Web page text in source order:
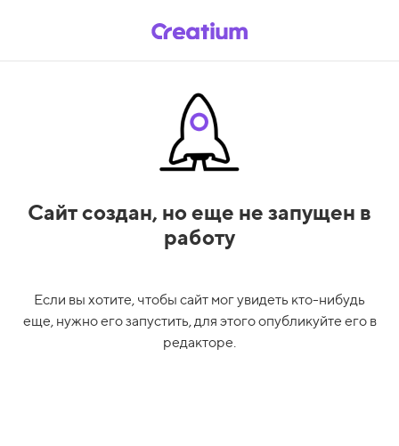
Сайт создан, но еще не запущен в
работу
Если вы хотите, чтобы сайт мог увидеть кто-нибудь
еще, нужно его запустить, для этого опубликуйте его в
редакторе.